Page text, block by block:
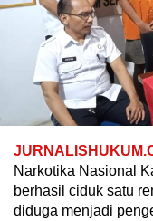
Narkotika Nasional
berhasil ciduk satu
diduga menjadi